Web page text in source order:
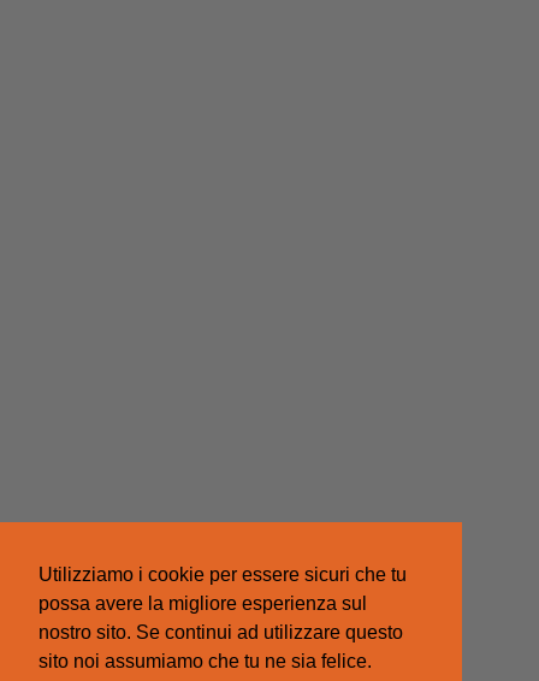
Utilizziamo i cookie per essere sicuri che tu
possa avere la migliore esperienza sul
nostro sito. Se continui ad utilizzare questo
sito noi assumiamo che tu ne sia felice.